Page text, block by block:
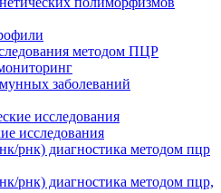
методом ПЦР
заболеваний
исследования
исследования
рнк) диагностика методом пцр
рнк) диагностика методом пцр,